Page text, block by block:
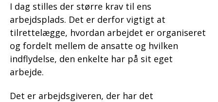
I dag stilles der større krav til ens
arbejdsplads. Det er derfor vigtigt at
tilrettelægge, hvordan arbejdet er organiseret
og fordelt mellem de ansatte og hvilken
indflydelse, den enkelte har på sit eget
arbejde.
Det er arbejdsgiveren, der har det